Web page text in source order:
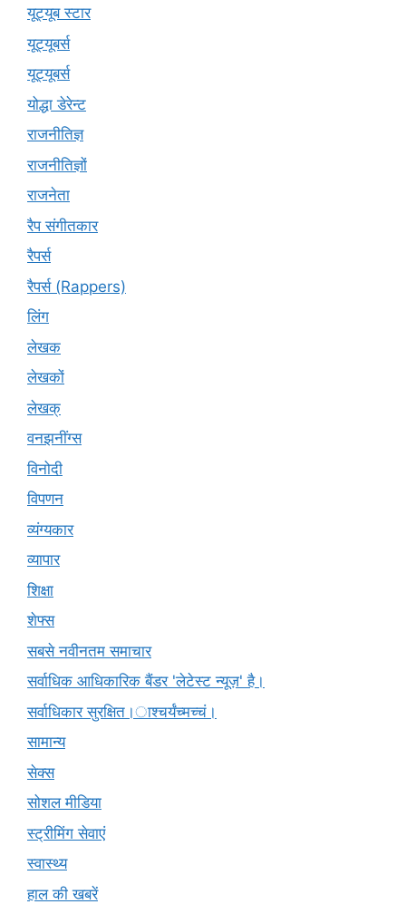
यूट्यूब स्टार
यूट्यूबर्स
यूट्‍यूबर्स
योद्धा डेरेन्ट
राजनीतिज्ञ
राजनीतिज्ञों
राजनेता
रैप संगीतकार
रैपर्स
रैपर्स (Rappers)
लिंग
लेखक
लेखकों
लेखक्
वनझनींग्स
विनोदी
विपणन
व्यंग्यकार
व्यापार
शिक्षा
शेफ्स
सबसे नवीनतम समाचार
सर्वाधिक आधिकारिक बैंडर 'लेटेस्ट न्यूज़' है।
सर्वाधिकार सुरक्षित।ाश्चर्यंच्मच्चं।
सामान्य
सेक्स
सोशल मीडिया
स्ट्रीमिंग सेवाएं
स्वास्थ्य
हाल की खबरें